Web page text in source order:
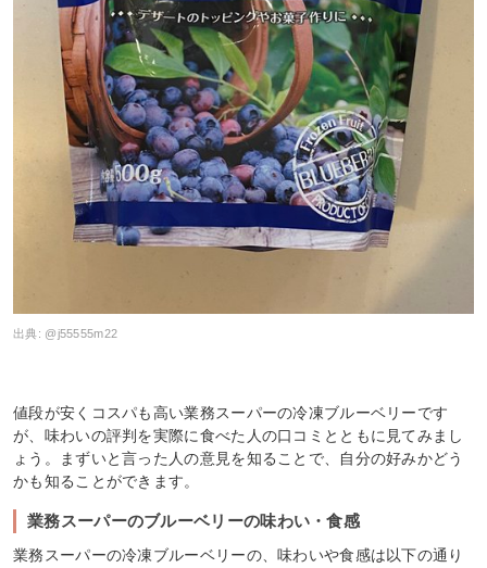
出典: @j55555m22
値段が安くコスパも高い業務スーパーの冷凍ブルーベリーです
が、味わいの評判を実際に食べた人の口コミとともに見てみまし
ょう。まずいと言った人の意見を知ることで、自分の好みかどう
かも知ることができます。
業務スーパーのブルーベリーの味わい・食感
業務スーパーの冷凍ブルーベリーの、味わいや食感は以下の通り